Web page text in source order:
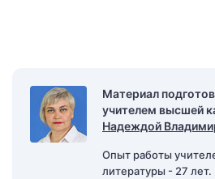
Материал
учителем высшей
Надеждой
Опыт работы
литературы - 27 лет.